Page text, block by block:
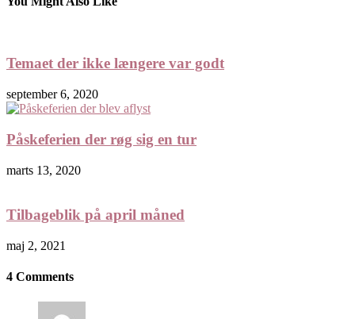
Temaet der ikke længere var godt
september 6, 2020
Påskeferien der røg sig en tur
marts 13, 2020
Tilbageblik på april måned
maj 2, 2021
4 Comments